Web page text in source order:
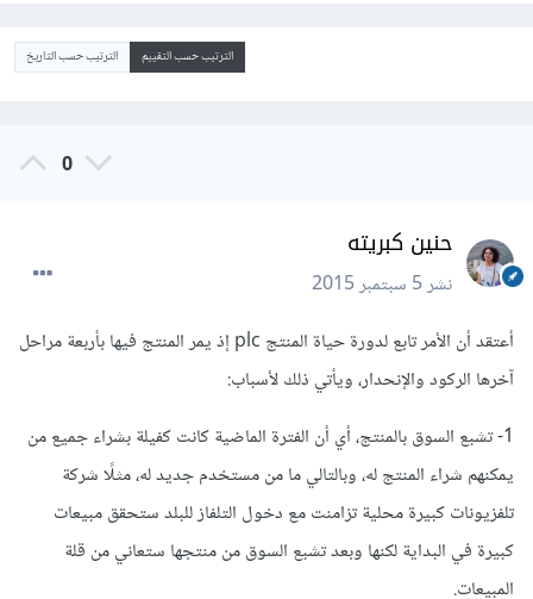
الترتيب حسب التقييم الترتيب حسب التاريخ
0
حنين كبريته
نشر5 سبتمبر 2015
أعتقد أن الأمر تابع لدورة حياة المنتج plc إذ يمر المنتج فيها بأربعة مراحل
آخرها الركود والإنحدار، ويأتي ذلك لأسباب:
1- تشبع السوق بالمنتج، أي أن الفترة الماضية كانت كفيلة بشراء جميع من
يمكنهم شراء المنتج له، وبالتالي ما من مستخدم جديد له، مثلًا شركة
تلفزيونات كبيرة محلية تزامنت مع دخول التلفاز للبلد ستحقق مبيعات
كبيرة في البداية لكنها وبعد تشبع السوق من منتجها ستعاني من قلة
المبيعات.